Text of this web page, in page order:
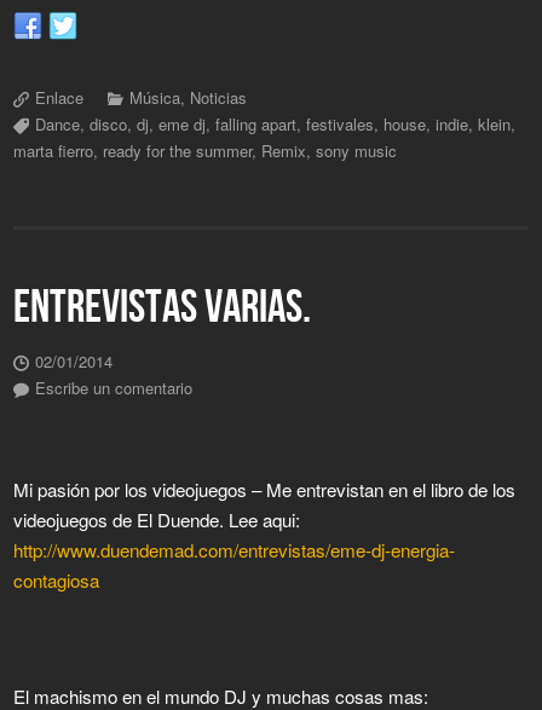
Enlace Música, Noticias
Dance,disco,dj,eme dj,falling apart,festivales, house,indie,klein,
marta fierro, ready for the summer, Remix,sony music
ENTREVISTAS VARIAS.
02/01/2014
Escribe un comentario
Mi pasión por los videojuegos – Me entrevistan en el libro de los
videojuegos de El Duende. Lee aqui:
http://www.duendemad.com/entrevistas/eme-dj-energia-
contagiosa
El machismo en el mundo DJ y muchas cosas mas: